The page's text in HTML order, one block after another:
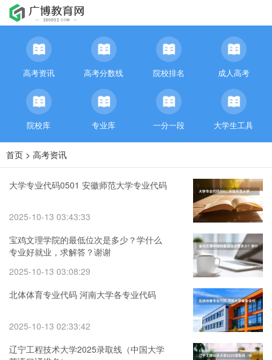
高考资讯 高考分数线 院校排名 成人高考
院校库 专业库 一分一段 大学生工具
首页 > 高考资讯
大学专业代码0501 安徽师范大学专业代码
2025-10-13 03:43:33
宝鸡文理学院的最低位次是多少？学什么
专业好就业，求解答？谢谢
2025-10-13 03:08:29
北体体育专业代码 河南大学各专业代码
2025-10-13 02:33:42
辽宁工程技术大学2025录取线（中国大学